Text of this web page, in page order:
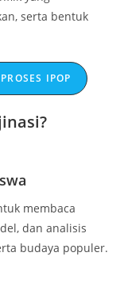
serta bentuk
IPOP
membaca
dan analisis
budaya populer.